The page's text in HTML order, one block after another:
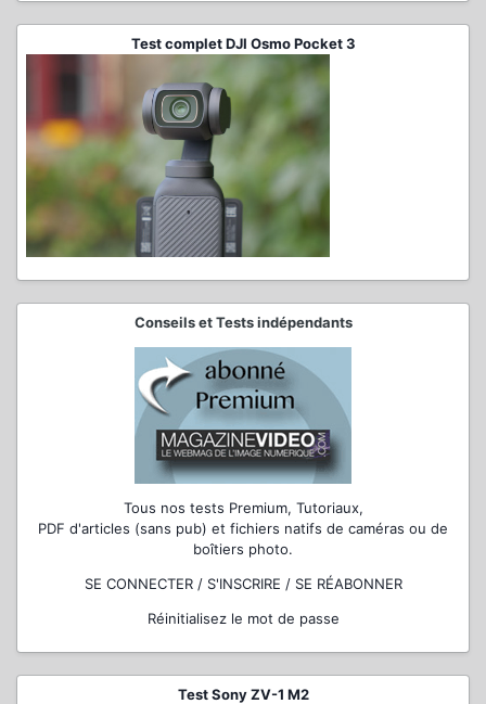
Test complet DJI Osmo Pocket 3
Conseils et Tests indépendants
Tous nos tests Premium, Tutoriaux,
PDF d'articles (sans pub) et fichiers natifs de caméras ou de
boîtiers photo.
SE CONNECTER / S'INSCRIRE / SE RÉABONNER
Réinitialisez le mot de passe
Test Sony ZV-1 M2